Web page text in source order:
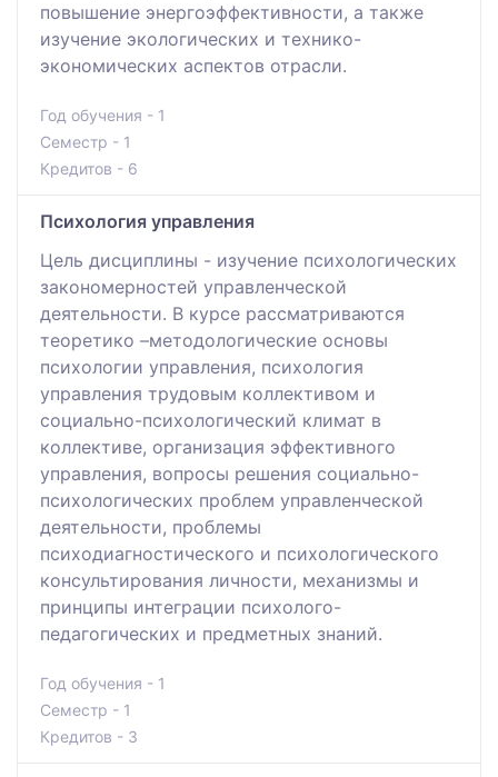
повышение энергоэффективности, а также
изучение экологических и технико-
экономических аспектов отрасли.
Год обучения - 1
Семестр - 1
Кредитов - 6
Психология управления
Цель дисциплины - изучение психологических
закономерностей управленческой
деятельности. В курсе рассматриваются
теоретико –методологические основы
психологии управления, психология
управления трудовым коллективом и
социально-психологический климат в
коллективе, организация эффективного
управления, вопросы решения социально-
психологических проблем управленческой
деятельности, проблемы
психодиагностического и психологического
консультирования личности, механизмы и
принципы интеграции психолого-
педагогических и предметных знаний.
Год обучения - 1
Семестр - 1
Кредитов - 3